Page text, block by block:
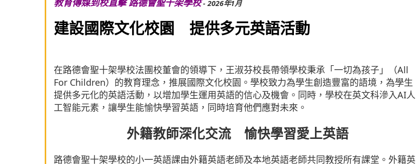
教育傳媒到校直擊 路德會聖十架學校- 2026年1月
建設國際文化校園 提供多元英語活動
在路德會聖十架學校法團校董會的領導下，王淑芬校長帶領學校秉承「一切為孩子」（All
For Children）的教育理念，推展國際文化校園。學校致力為學生創造豐富的語境，為學生
提供多元化的英語活動，以增加學生運用英語的信心及機會。同時，學校在英文科滲入AI人
工智能元素，讓學生能愉快學習英語，同時培育他們應對未來。
外籍教師深化交流 愉快學習愛上英語
路德會聖十架學校的小一英語課由外籍英語老師及本地英語老師共同教授所有課堂。外籍英